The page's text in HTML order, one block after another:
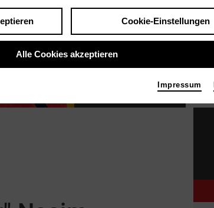
Cookie-Einstellungen
Alle Cookies akzeptieren
Impressum